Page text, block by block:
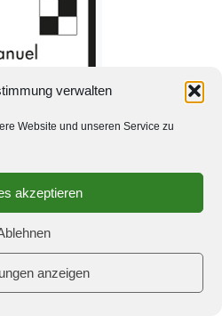
verwalten
Website und unseren Service zu
akzeptieren
anzeigen